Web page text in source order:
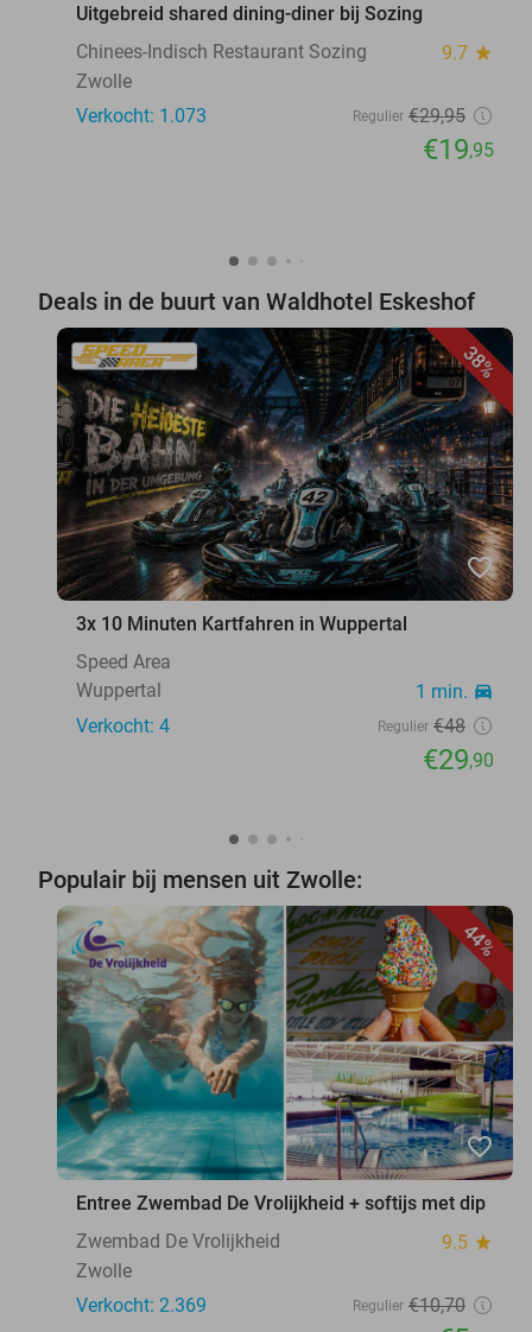
Uitgebreid shared dining-diner bij Sozing
Chinees-Indisch Restaurant Sozing
9.7 star
Zwolle
Verkocht: 1.073
Regulier €29,95
€19,95
Deals in de buurt van Waldhotel Eskeshof
38%
favorite_border
3x 10 Minuten Kartfahren in Wuppertal
Speed Area
Wuppertal
1 min. directions_car
Verkocht: 4 Regulier €48
€29,90
Populair bij mensen uit Zwolle:
44%
favorite_border
Entree Zwembad De Vrolijkheid + softijs met dip
Zwembad De Vrolijkheid
9.5 star
Zwolle
Verkocht: 2.369
Regulier €10,70